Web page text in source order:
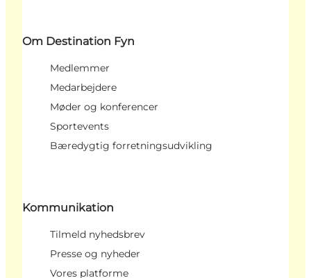
Om Destination Fyn
Medlemmer
Medarbejdere
Møder og konferencer
Sportevents
Bæredygtig forretningsudvikling
Kommunikation
Tilmeld nyhedsbrev
Presse og nyheder
Vores platforme